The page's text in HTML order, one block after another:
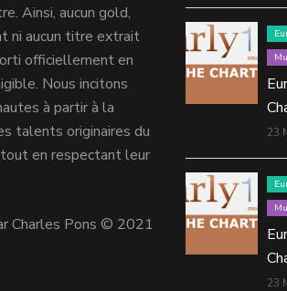
Ainsi, aucun gold,
ni aucun titre extrait
officiellement en
Nous incitons
à partir à la
talents originaires du
en respectant leur
Charles Pons © 2021
23
23